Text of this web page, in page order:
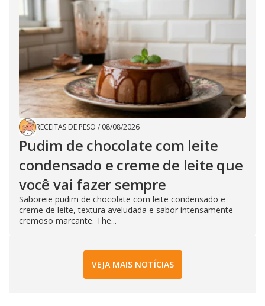
RECEITAS DE PESO / 08/08/2026
Pudim de chocolate com leite
condensado e creme de leite que
você vai fazer sempre
Saboreie pudim de chocolate com leite condensado e
creme de leite, textura aveludada e sabor intensamente
cremoso marcante. The...
VEJA MAIS NOTÍCIAS